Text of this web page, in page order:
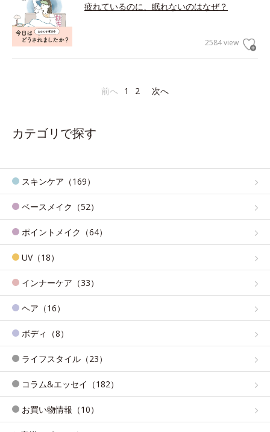
疲れているのに、眠れないのはなぜ？
2584 view
前へ 1 2 次へ
カテゴリで探す
スキンケア（169）
ベースメイク（52）
ポイントメイク（64）
UV（18）
インナーケア（33）
ヘア（16）
ボディ（8）
ライフスタイル（23）
コラム&エッセイ（182）
お買い物情報（10）